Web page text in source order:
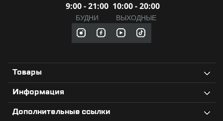
9:00 - 21:00
БУДНИ
10:00 - 20:00
ВЫХОДНЫЕ
Товары
Информация
Дополнительные ссылки